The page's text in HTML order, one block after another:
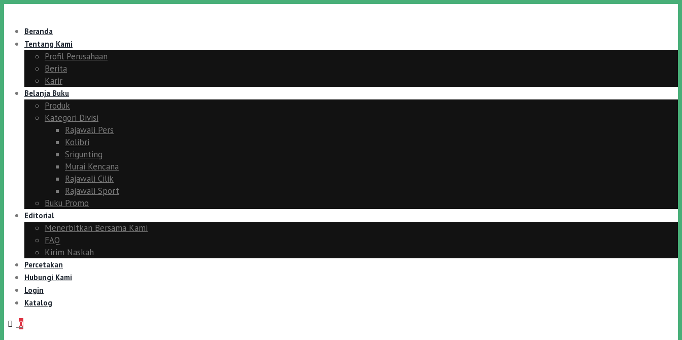
Beranda
Tentang Kami
Profil Perusahaan
Berita
Karir
Belanja Buku
Produk
Kategori Divisi
Rajawali Pers
Kolibri
Srigunting
Murai Kencana
Rajawali Cilik
Rajawali Sport
Buku Promo
Editorial
Menerbitkan Bersama Kami
FAQ
Kirim Naskah
Percetakan
Hubungi Kami
Login
Katalog
0